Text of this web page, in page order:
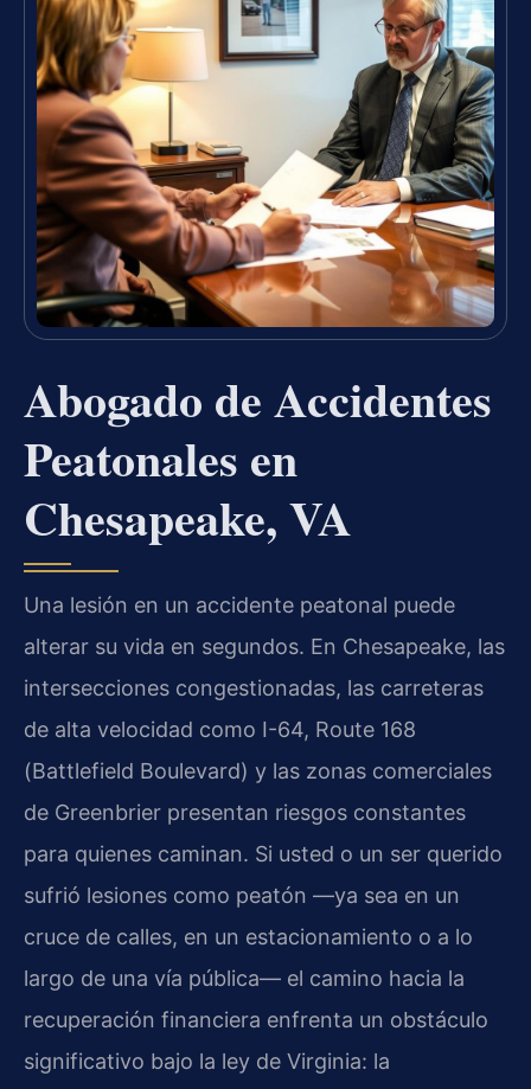
Abogado de Accidentes
Peatonales en
Chesapeake, VA
Una lesión en un accidente peatonal puede
alterar su vida en segundos. En Chesapeake, las
intersecciones congestionadas, las carreteras
de alta velocidad como I-64, Route 168
(Battlefield Boulevard) y las zonas comerciales
de Greenbrier presentan riesgos constantes
para quienes caminan. Si usted o un ser querido
sufrió lesiones como peatón —ya sea en un
cruce de calles, en un estacionamiento o a lo
largo de una vía pública— el camino hacia la
recuperación financiera enfrenta un obstáculo
significativo bajo la ley de Virginia: la